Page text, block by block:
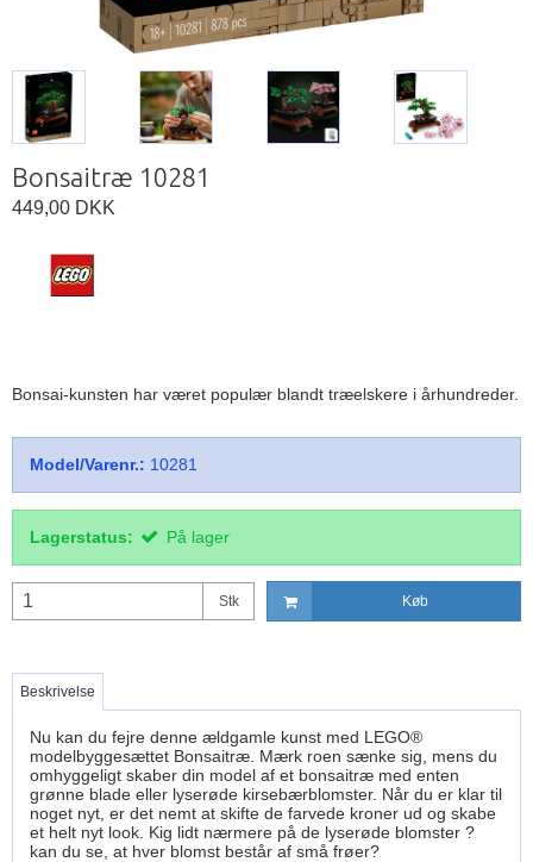
Bonsaitræ 10281
449,00 DKK
Bonsai-kunsten har været populær blandt træelskere i århundreder.
Model/Varenr.: 10281
Lagerstatus: På lager
Stk Køb
Beskrivelse
Nu kan du fejre denne ældgamle kunst med LEGO®
modelbyggesættet Bonsaitræ. Mærk roen sænke sig, mens du
omhyggeligt skaber din model af et bonsaitræ med enten
grønne blade eller lyserøde kirsebærblomster. Når du er klar til
noget nyt, er det nemt at skifte de farvede kroner ud og skabe
et helt nyt look. Kig lidt nærmere på de lyserøde blomster ?
kan du se, at hver blomst består af små frøer?